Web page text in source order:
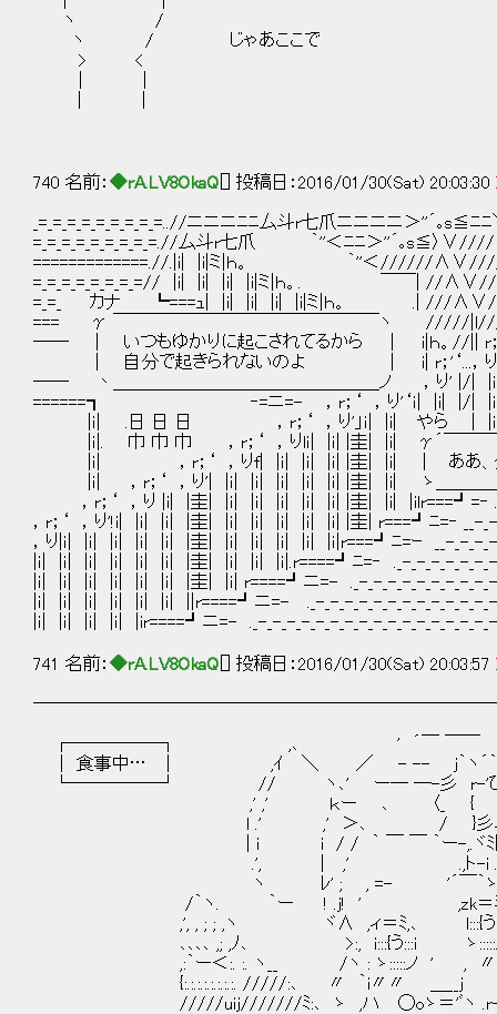
ヽ /
ヽ / じゃあここで
> <
740 名前： ◆rA.LV8OkaQ [] 投稿日：2016/01/30(Sat) 20:03:30
_=_=_=_=_=_=_=_=_=..//ニニニﾆﾆ厶斗r七爪ニニニニ＞''´｡
=_=_=_=_=_=_=_=_=.//厶斗r七爪 ｀''＜ﾆﾆ＞''´｡s≦〉
=============.//.|i| |i|ミ|ｈ。 ｀''＜//////∧∨////
=_=_=_=_=_=_=_=// |i| |i| |i| |i|ミ|ｈ。. ￣￣| //
=_=_ カナ ┗===ｭ| |i| |i| |i| |i|ミ|ｈ。 .| ///
=== γ ￣￣￣￣￣￣￣￣￣￣￣￣￣￣￣ヽ /////
── | いつもゆかりに起こされてるから | i|ｈ。//|| r；
| 自分で起きられないのよ | i| r；'‘...，り'‘
── 丶＿＿＿＿＿＿＿＿＿＿＿＿＿＿＿ノ ，り' |/|
======┓ ‐=ニ=- ，r；‘ ，り'‘ｉ| |i| |/| |i|
|ｉ| .日 日 日 ，r；‘ ，り'」ｉ| |i| やら | |i| |i|
|ｉ|. 巾 巾 巾 ，r；‘ ，りlｉ| |ｉ| |圭| |i| γ´￣￣￣
|ｉ| ，r；‘ ，りf| |ｉ| |ｉ| |ｉ| |圭| |i| | ああ
|ｉ| ，r；‘ ，り'| |ｉ| |ｉ| |ｉ| |ｉ| |ｉ| |圭| |i| ゝ＿＿
，r；‘ ，り |i| |圭| |ｉ| |ｉ| |ｉ| |ｉ| |ｉ| |圭| |i|
，r；‘ ，り'!i| |ｉ| |ｉ| |圭| |ｉ| |ｉ| |ｉ| |ｉ| |ｉ| |圭| r===┛ﾆ
，り|ｉ| |ｉ| |ｉ| |ｉ| |ｉ| |圭| |ｉ| |ｉ| |ｉ| |ｉ| |ｉ|r===┛ﾆ=ｰ
|ｉ| |ｉ| |ｉ| |ｉ| |ｉ| |ｉ| |圭| |ｉ| |ｉ| |ｉ|.r====┛ﾆ=‐ ._-_-_-_-
|ｉ| |ｉ| |ｉ| |ｉ| |ｉ| |ｉ| |圭| |ｉ| r====┛ニ=- ._-_-_-_-_-_-_-_-
|ｉ| |ｉ| |ｉ| |ｉ| |ｉ| |ｉ| ||r====┛ニ=- ._-_-_-_-_-_-_-_-_-_-_-_-
|ｉ| |ｉ| |ｉ| |ｉ| |ir====┛ニ=- ._-_-_-_-_-_-_-_-_-_-_-_-_-_-_-
741 名前： ◆rA.LV8OkaQ [] 投稿日：2016/01/30(Sat) 20:03:57
┌─────┐ ,､ ' ´￣ ￣￣
│ 食事中… │ ,ｲ ＼ ／ - -- j｀ヽ´｀Y´ヽ
└─────┘ // ヽ､' ー― ―-彡 r-'ひ
,' ,' ｋー ､ 〈_ { ,ｲ/yヘZ
l .' ,' ＞､ / }彡斗! k'j´ｼﾄ
| i i / / ｀ ￣ ￣ ｀ー-,.ヾﾐﾄ彡iK=ﾄ
.', | ,' .,ト-i .｀ヽi::::,
ヽ ﾚ' ; , =- '´￣｀ゝ'´i
/｀ヽ. ｀ー ! .j! ' ,zk＝ﾐ､,｀ヾ
,', , ; ; ,ヽ ヾ∧ ,ィ＝ﾐ,､ l:::{う:::iﾞ'
､､､､ ,; ,ﾉ､ >:, i:::{う:::i ゝ:::::ノ
,:｀ー＜:. :. ヽ__ /ヽ : ゝ:::::ノ ' , 〃〃}}
{:.:.:.:.:.:.:.:. /////:､ 〃 ｀i〃〃 ＿__j }､
/////uij///////ﾐ:､ ゝ ,ハ ◯oゝ＝'ﾞヽ